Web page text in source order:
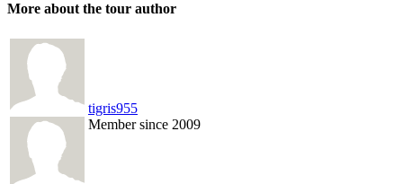
More about the tour author
tigris955
Member since 2009